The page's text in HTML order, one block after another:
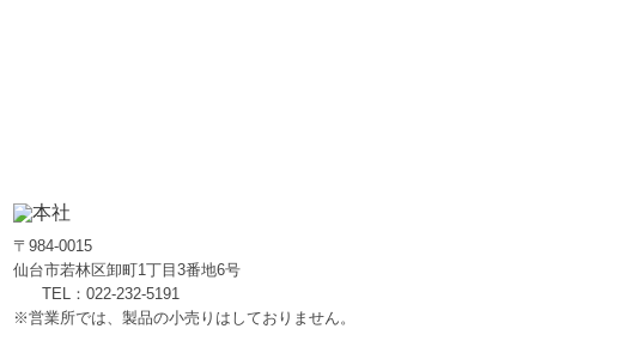
〒984-0015
仙台市若林区卸町1丁目3番地6号
TEL：022-232-5191
※営業所では、製品の小売りはしておりません。